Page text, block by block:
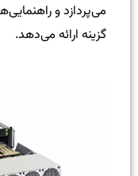
می‌پردازد و
گزینه ارائه می‌دهد.